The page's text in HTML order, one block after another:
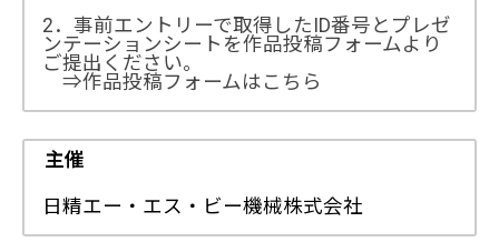
2．事前エントリーで取得したID番号とプレゼ
ンテーションシートを作品投稿フォームより
ご提出ください。
⇒作品投稿フォームはこちら
主催
日精エー・エス・ビー機械株式会社